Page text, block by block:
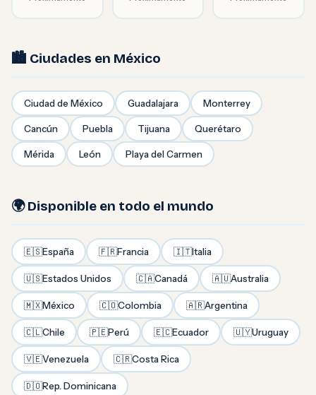
🏙️ Ciudades en México
Ciudad de México Guadalajara Monterrey
Cancún Puebla Tijuana Querétaro
Mérida León Playa del Carmen
🌍 Disponible en todo el mundo
🇪🇸España 🇫🇷Francia 🇮🇹Italia
🇺🇸Estados Unidos 🇨🇦Canadá 🇦🇺Australia
🇲🇽México 🇨🇴Colombia 🇦🇷Argentina
🇨🇱Chile 🇵🇪Perú 🇪🇨Ecuador 🇺🇾Uruguay
🇻🇪Venezuela 🇨🇷Costa Rica
🇩🇴Rep. Dominicana